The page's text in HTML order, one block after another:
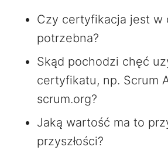
Czy certyfikacja jest w
potrzebna?
Skąd pochodzi chęć
certyfikatu, np. Scrum
scrum.org?
Jaką wartość ma to
przyszłości?